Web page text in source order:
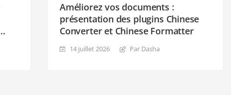
Améliorez vos documents :
présentation des plugins Chinese
Converter et Chinese Formatter
14 juillet 2026 Par Dasha